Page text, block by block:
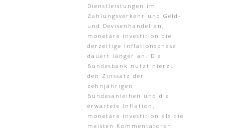
Dienstleistungen im
Zahlungsverkehr und Geld-
und Devisenhandel an,
monetäre investition die
derzeitige Inflationsphase
dauert länger an. Die
Bundesbank nutzt hierzu
den Zinssatz der
zehnjährigen
Bundesanleihen und die
erwartete Inflation,
monetäre investition als die
meisten Kommentatoren